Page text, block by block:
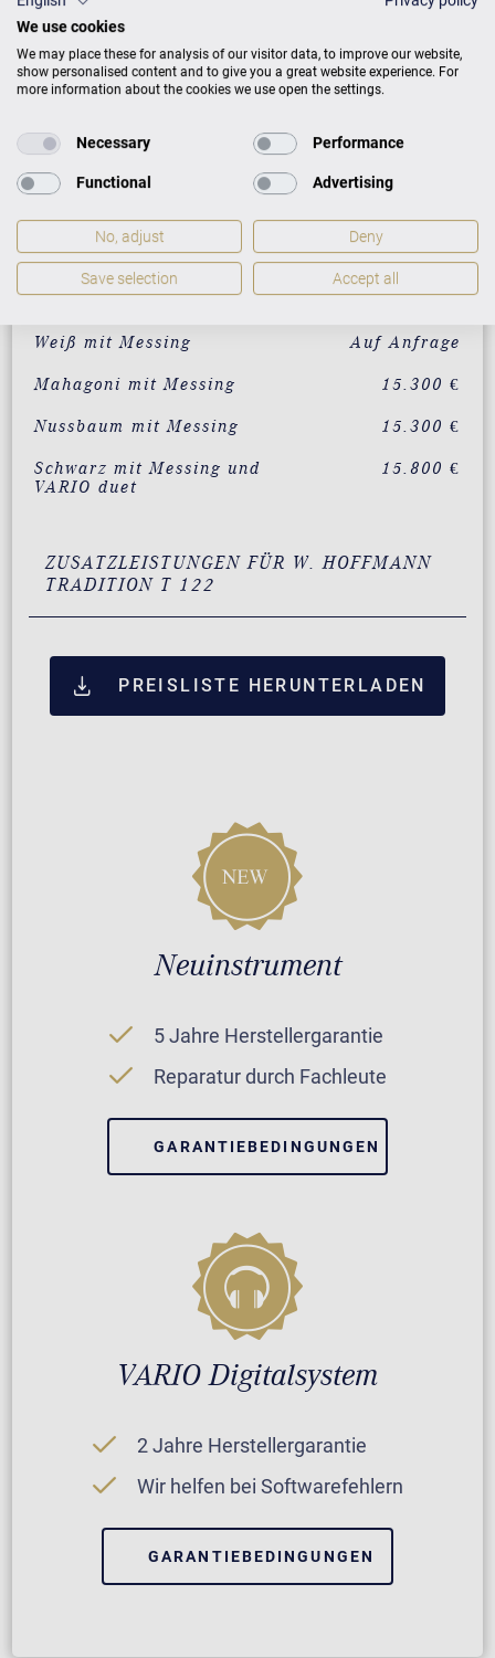
Preisliste
AUSFÜHRUNG PREISE
Schwarz mit Messing 12.900 €
Weiß mit Messing Auf Anfrage
Mahagoni mit Messing 15.300 €
Nussbaum mit Messing 15.300 €
Schwarz mit Messing und
VARIO duet
15.800 €
ZUSATZLEISTUNGEN FÜR W. HOFFMANN
TRADITION T 122
PREISLISTE HERUNTERLADEN
Neuinstrument
5 Jahre Herstellergarantie
Reparatur durch Fachleute
GARANTIEBEDINGUNGEN
VARIO Digitalsystem
2 Jahre Herstellergarantie
Wir helfen bei Softwarefehlern
GARANTIEBEDINGUNGEN
We use cookies
We may place these for analysis of our visitor data, to improve our website,
show personalised content and to give you a great website experience. For
more information about the cookies we use open the settings.
Necessary Performance
Functional Advertising
No, adjust Deny
Save selection Accept all